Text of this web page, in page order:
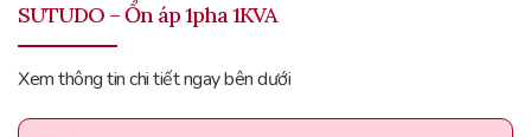
SUTUDO – Ổn áp 1pha 1KVA
Xem thông tin chi tiết ngay bên dưới